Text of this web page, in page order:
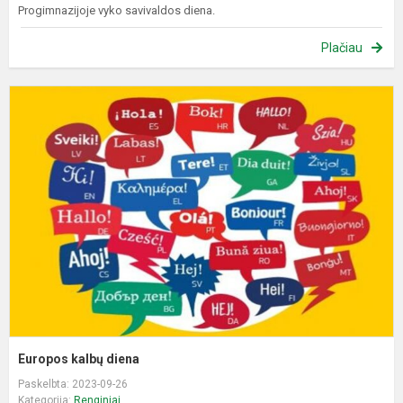
Progimnazijoje vyko savivaldos diena.
Plačiau
Europos kalbų diena
Paskelbta: 2023-09-26